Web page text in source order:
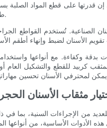
على قطع المواد الصلبة
طب الأسنان الترميمي والتجميلي.
تُستخدم القواطع
وكفاءة. مع أنواعها
كربيد للقطع والتشكيل
مثقاب الأسنان
من الإجراءات السنية، بما